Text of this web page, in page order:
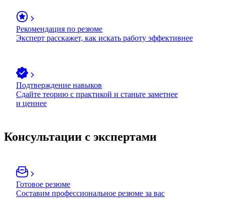
Рекомендация по резюме
Эксперт расскажет, как искать работу эффективнее
Подтверждение навыков
Сдайте теорию с практикой и станьте заметнее
и ценнее
Консультации с экспертами
Готовое резюме
Составим профессиональное резюме за вас